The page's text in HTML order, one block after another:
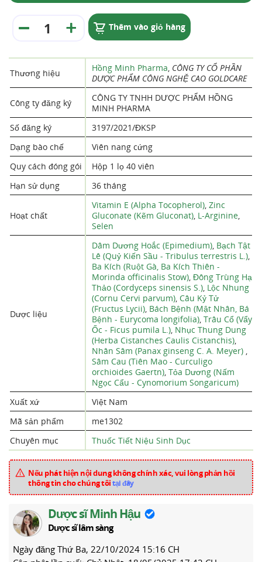
Thêm vào giỏ hàng
Thương hiệu Hồng Minh Pharma, CÔNG TY CỔ PHẦN
DƯỢC PHẨM CÔNG NGHỆ CAO GOLDCARE
Công ty đăng ký
CÔNG TY TNHH DƯỢC PHẨM HỒNG
MINH PHARMA
Số đăng ký
3197/2021/ĐKSP
Dạng bào chế
Viên nang cứng
Quy cách đóng gói
Hộp 1 lọ 40 viên
Hạn sử dụng
36 tháng
Hoạt chất
Vitamin E (Alpha Tocopherol), Zinc
Gluconate (Kẽm Gluconat), L-Arginine,
Selen
Dược liệu
Dâm Dương Hoắc (Epimedium), Bạch Tật
Lê (Quỷ Kiến Sầu - Tribulus terrestris L.),
Ba Kích (Ruột Gà, Ba Kích Thiên -
Morinda officinalis Stow), Đông Trùng Hạ
Thảo (Cordyceps sinensis S.), Lộc Nhung
(Cornu Cervi parvum), Câu Kỷ Tử
(Fructus Lycii), Bách Bệnh (Mật Nhân, Bá
Bệnh - Eurycoma longifolia), Trâu Cổ (Vẩy
Ốc - Ficus pumila L.), Nhục Thung Dung
(Herba Cistanches Caulis Cistanchis),
Nhân Sâm (Panax ginseng C. A. Meyer) ,
Sâm Cau (Tiên Mao - Curculigo
orchioides Gaertn), Tỏa Dương (Nấm
Ngọc Cẩu - Cynomorium Songaricum)
Xuất xứ
Việt Nam
Mã sản phẩm
me1302
Chuyên mục
Thuốc Tiết Niệu Sinh Dục
Nếu phát hiện nội dung không chính xác, vui lòng phản hồi
thông tin cho chúng tôitại đây
Dược sĩ Minh Hậu
Dược sĩ lâm sàng
Ngày đăng Thứ Ba, 22/10/2024 15:16 CH